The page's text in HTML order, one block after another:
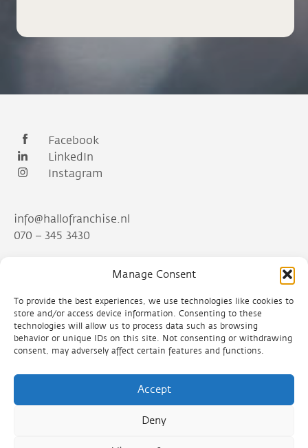
Manage Consent
To provide the best experiences, we use technologies like cookies to
store and/or access device information. Consenting to these
technologies will allow us to process data such as browsing
behavior or unique IDs on this site. Not consenting or withdrawing
consent, may adversely affect certain features and functions.
Accept
Deny
Facebook
LinkedIn
Instagram
info@hallofranchise.nl
070 – 345 3430
Franchisefactory - Hallo Franchise
Prinses Margrietplantsoen 33
2595 AM Den Haag